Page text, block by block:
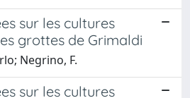
sur les cultures
grottes de Grimaldi
Negrino, F.
sur les cultures